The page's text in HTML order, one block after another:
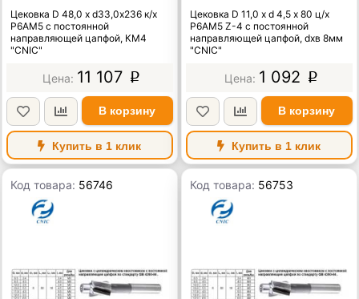
Цековка D 48,0 х d33,0х236 к/х
Р6АМ5 с постоянной
направляющей цапфой, КМ4
"CNIC"
11 107 p
В корзину
Купить в 1 клик
Цековка D 11,0 х d 4,5 х 80 ц/х
Р6АМ5 Z-4 с постоянной
направляющей цапфой, dхв 8мм
"CNIC"
1 092 p
В корзину
Купить в 1 клик
Код товара: 56746 Код товара: 56753